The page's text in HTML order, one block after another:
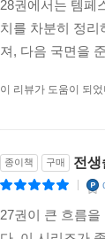
28권에서는 템페
치를 차분히 정리
종이책 구매 전
|